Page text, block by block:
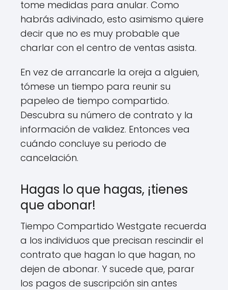
tome medidas para anular. Como
habrás adivinado, esto asimismo quiere
decir que no es muy probable que
charlar con el centro de ventas asista.
En vez de arrancarle la oreja a alguien,
tómese un tiempo para reunir su
papeleo de tiempo compartido.
Descubra su número de contrato y la
información de validez. Entonces vea
cuándo concluye su periodo de
cancelación.
Hagas lo que hagas, ¡tienes
que abonar!
Tiempo Compartido Westgate recuerda
a los individuos que precisan rescindir el
contrato que hagan lo que hagan, no
dejen de abonar. Y sucede que, parar
los pagos de suscripción sin antes